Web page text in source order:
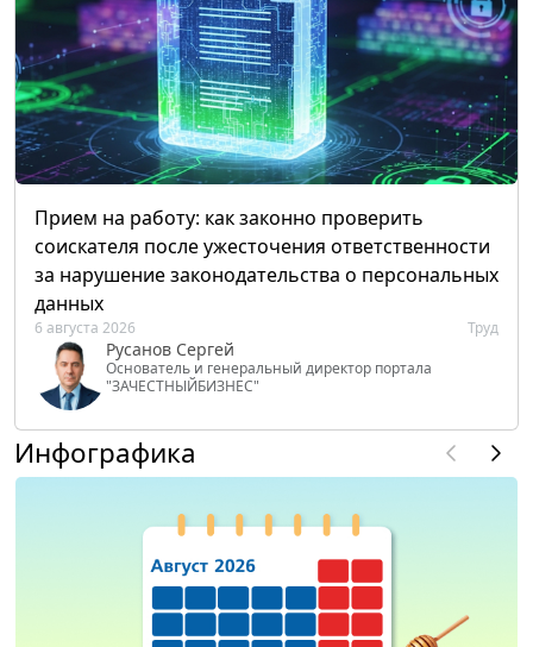
Прием на работу: как законно проверить
соискателя после ужесточения ответственности
за нарушение законодательства о персональных
данных
6 августа 2026 Труд
Русанов Сергей
Основатель и генеральный директор портала
"ЗАЧЕСТНЫЙБИЗНЕС"
Инфографика